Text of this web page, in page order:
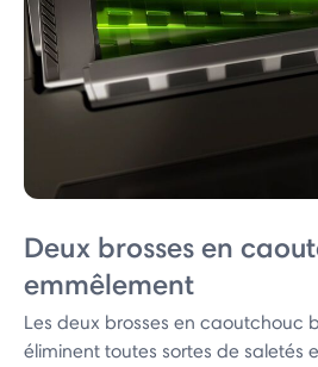
Deux brosses en
emmêlement
Les deux brosses en caoutchouc
éliminent toutes sortes de saletés